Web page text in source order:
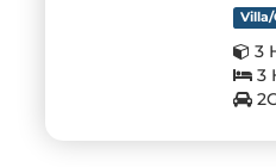
Villa/
3
3